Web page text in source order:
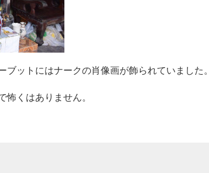
ットにはナークの肖像画が飾られていました。
怖くはありません。